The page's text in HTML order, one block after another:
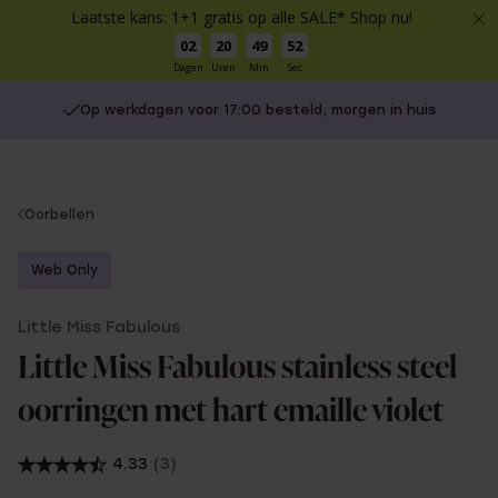
Laatste kans: 1+1 gratis op alle SALE* Shop nu!
02
Dagen
20
Uren
49
Min
52
Sec
Op werkdagen voor 17:00 besteld, morgen in huis
You
here:
Oorbellen
Web Only
Little Miss Fabulous
Little Miss Fabulous stainless steel
oorringen met hart emaille violet
4.33 (3)